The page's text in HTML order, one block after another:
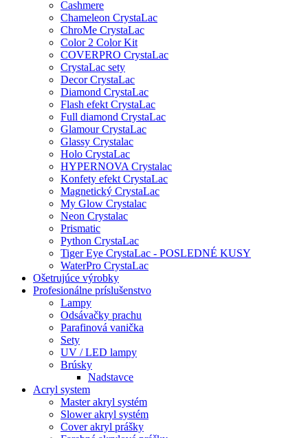
Cashmere
Chameleon CrystaLac
ChroMe CrystaLac
Color 2 Color Kit
COVERPRO CrystaLac
CrystaLac sety
Decor CrystaLac
Diamond CrystaLac
Flash efekt CrystaLac
Full diamond CrystaLac
Glamour CrystaLac
Glassy Crystalac
Holo CrystaLac
HYPERNOVA Crystalac
Konfety efekt CrystaLac
Magnetický CrystaLac
My Glow Crystalac
Neon Crystalac
Prismatic
Python CrystaLac
Tiger Eye CrystaLac - POSLEDNÉ KUSY
WaterPro CrystaLac
Ošetrujúce výrobky
Profesionálne príslušenstvo
Lampy
Odsávačky prachu
Parafinová vanička
Sety
UV / LED lampy
Brúsky
Nadstavce
Acryl system
Master akryl systém
Slower akryl systém
Cover akryl prášky